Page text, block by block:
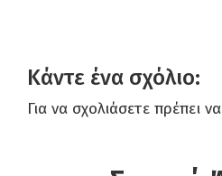
Κάντε ένα σχόλιο:
Για να σχολιάσετε πρέπει να